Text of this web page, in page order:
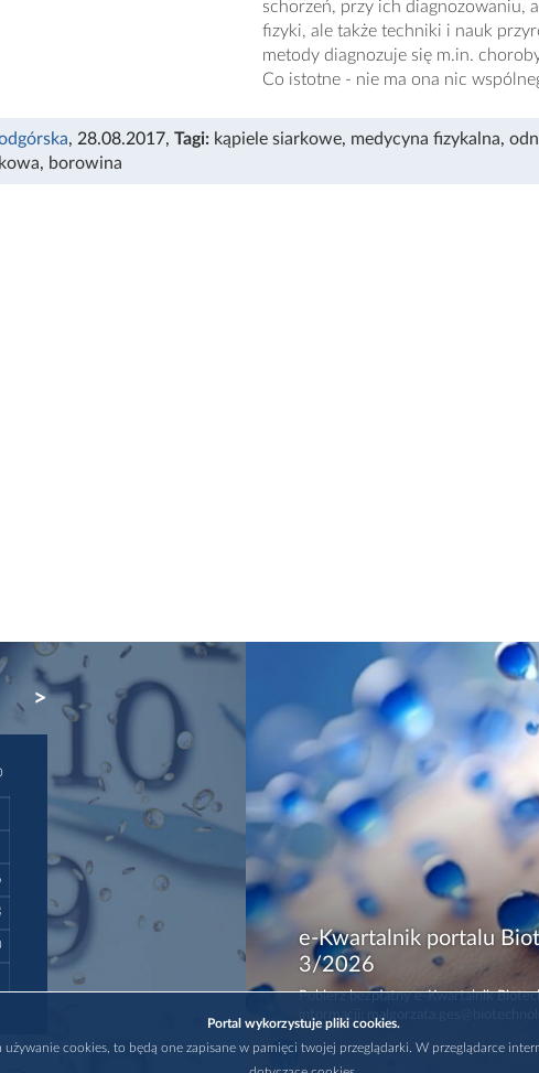
schorzeń, przy ich diagnozowaniu,
fizyki, ale także techniki i nauk
metody diagnozuje się m.in.
Co istotne - nie ma ona nic
, 28.08.2017, Tagi: kąpiele siarkowe, medycyna fizykalna,
, borowina
NEXT
e-Kwartalnik portalu
3/2026
Pobierz bezpłatny e-Kwartalnik
informacji:
Portal wykorzystuje pliki cookies.
używanie cookies, to będą one zapisane w pamięci twojej przeglądarki. W przeglądarce